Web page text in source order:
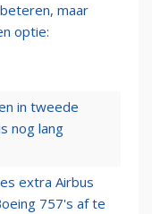
maar
optie:
in tweede
nog lang
extra Airbus
757's af te